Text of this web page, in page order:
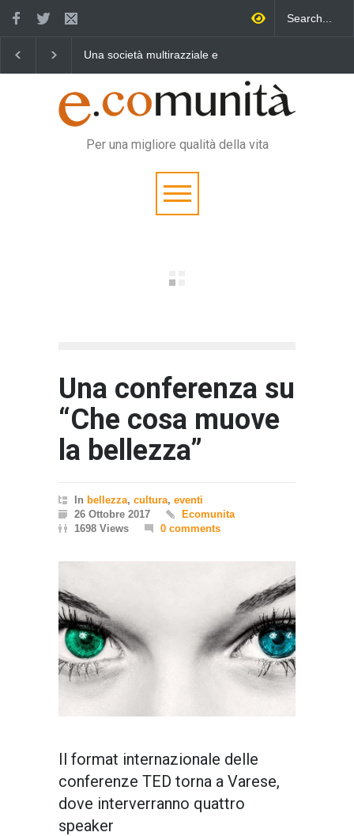
società multirazziale e
Benedetta primavera,
Per una migliore qualità della vita
Una conferenza su
“Che cosa muove
la bellezza”
In bellezza, cultura, eventi
26 Ottobre 2017
Ecomunita
1698 Views
0 comments
Il format internazionale delle
conferenze TED torna a Varese,
dove interverranno quattro
speaker